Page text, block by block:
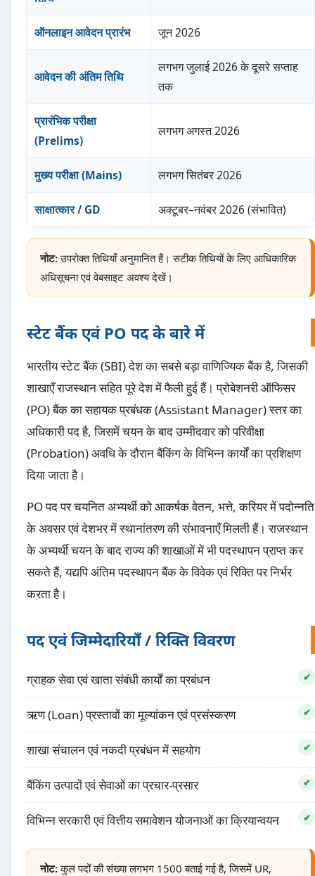
ऑनलाइन आवेदन प्रारंभ जून 2026
आवेदन की अंतिम तिथि
लगभग जुलाई 2026 के दूसरे सप्ताह
तक
प्रारंभिक परीक्षा
(Prelims)
लगभग अगस्त 2026
मुख्य परीक्षा (Mains) लगभग सितंबर 2026
साक्षात्कार / GD अक्टूबर–नवंबर 2026 (संभावित)
नोट:उपरोक्त तिथियाँ अनुमानित हैं। सटीक तिथियों के लिए आधिकारिक
अधिसूचना एवं वेबसाइट अवश्य देखें।
स्टेट बैंक एवं PO पद के बारे में
भारतीय स्टेट बैंक (SBI) देश का सबसे बड़ा वाणिज्यिक बैंक है, जिसकी
शाखाएँ राजस्थान सहित पूरे देश में फैली हुई हैं। प्रोबेशनरी ऑफिसर
(PO) बैंक का सहायक प्रबंधक (Assistant Manager) स्तर का
अधिकारी पद है, जिसमें चयन के बाद उम्मीदवार को परिवीक्षा
(Probation) अवधि के दौरान बैंकिंग के विभिन्न कार्यों का प्रशिक्षण
दिया जाता है।
PO पद पर चयनित अभ्यर्थी को आकर्षक वेतन, भत्ते, करियर में पदोन्नति
के अवसर एवं देशभर में स्थानांतरण की संभावनाएँ मिलती हैं। राजस्थान
के अभ्यर्थी चयन के बाद राज्य की शाखाओं में भी पदस्थापन प्राप्त कर
सकते हैं, यद्यपि अंतिम पदस्थापन बैंक के विवेक एवं रिक्ति पर निर्भर
करता है।
पद एवं जिम्मेदारियाँ / रिक्ति विवरण
ग्राहक सेवा एवं खाता संबंधी कार्यों का प्रबंधन
ऋण (Loan) प्रस्तावों का मूल्यांकन एवं प्रसंस्करण
शाखा संचालन एवं नकदी प्रबंधन में सहयोग
बैंकिंग उत्पादों एवं सेवाओं का प्रचार-प्रसार
विभिन्न सरकारी एवं वित्तीय समावेशन योजनाओं का क्रियान्वयन
नोट:कुल पदों की संख्या लगभग 1500 बताई गई है, जिसमें UR,